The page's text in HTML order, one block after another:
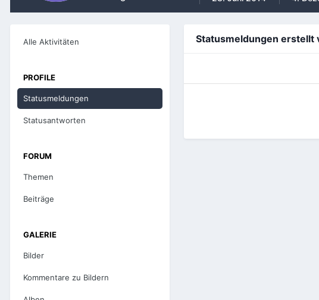
Alle Aktivitäten
PROFILE
Statusmeldungen
Statusantworten
FORUM
Themen
Beiträge
GALERIE
Bilder
Kommentare zu Bildern
Statusmeldungen erstellt